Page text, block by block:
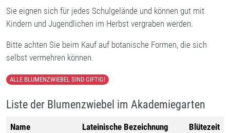
Sie eignen sich für jedes Schulgelände und können gut mit
Kindern und Jugendlichen im Herbst vergraben werden.
Bitte achten Sie beim Kauf auf botanische Formen, die sich
selbst vermehren können.
ALLE BLUMENZWIEBEL SIND GIFTIG!
Liste der Blumenzwiebel im Akademiegarten
Name Lateinische Bezeichnung Blütezeit